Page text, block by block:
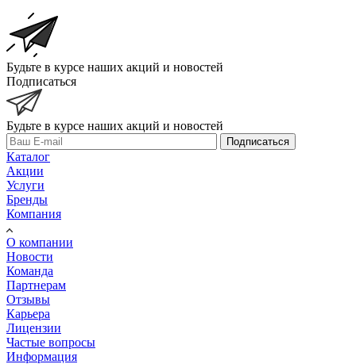
Будьте в курсе наших акций и новостей
Подписаться
Будьте в курсе наших акций и новостей
Подписаться
Каталог
Акции
Услуги
Бренды
Компания
О компании
Новости
Команда
Партнерам
Отзывы
Карьера
Лицензии
Частые вопросы
Информация